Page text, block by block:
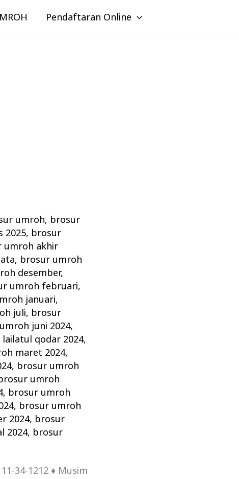
Pendaftaran Online
umroh, brosur
2025, brosur
umroh akhir
, brosur umroh
desember,
umroh februari,
januari,
juli, brosur
juni 2024,
qodar 2024,
maret 2024,
, brosur umroh
umroh
, brosur umroh
, brosur umroh
2024, brosur
2024, brosur
34-1212 ♦ Musim